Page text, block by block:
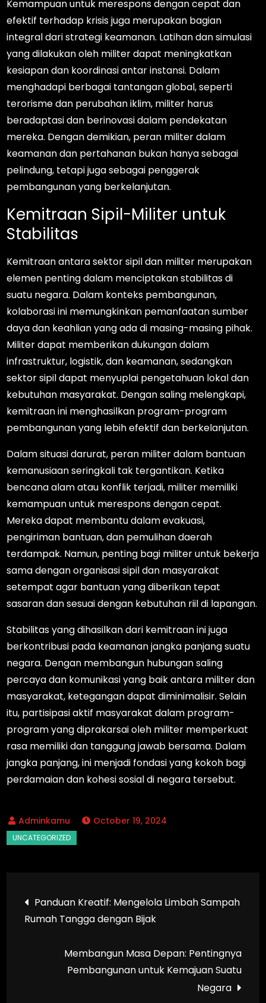
Kemampuan untuk merespons dengan cepat dan
efektif terhadap krisis juga merupakan bagian
integral dari strategi keamanan. Latihan dan simulasi
yang dilakukan oleh militer dapat meningkatkan
kesiapan dan koordinasi antar instansi. Dalam
menghadapi berbagai tantangan global, seperti
terorisme dan perubahan iklim, militer harus
beradaptasi dan berinovasi dalam pendekatan
mereka. Dengan demikian, peran militer dalam
keamanan dan pertahanan bukan hanya sebagai
pelindung, tetapi juga sebagai penggerak
pembangunan yang berkelanjutan.
Kemitraan Sipil-Militer untuk
Stabilitas
Kemitraan antara sektor sipil dan militer merupakan
elemen penting dalam menciptakan stabilitas di
suatu negara. Dalam konteks pembangunan,
kolaborasi ini memungkinkan pemanfaatan sumber
daya dan keahlian yang ada di masing-masing pihak.
Militer dapat memberikan dukungan dalam
infrastruktur, logistik, dan keamanan, sedangkan
sektor sipil dapat menyuplai pengetahuan lokal dan
kebutuhan masyarakat. Dengan saling melengkapi,
kemitraan ini menghasilkan program-program
pembangunan yang lebih efektif dan berkelanjutan.
Dalam situasi darurat, peran militer dalam bantuan
kemanusiaan seringkali tak tergantikan. Ketika
bencana alam atau konflik terjadi, militer memiliki
kemampuan untuk merespons dengan cepat.
Mereka dapat membantu dalam evakuasi,
pengiriman bantuan, dan pemulihan daerah
terdampak. Namun, penting bagi militer untuk bekerja
sama dengan organisasi sipil dan masyarakat
setempat agar bantuan yang diberikan tepat
sasaran dan sesuai dengan kebutuhan riil di lapangan.
Stabilitas yang dihasilkan dari kemitraan ini juga
berkontribusi pada keamanan jangka panjang suatu
negara. Dengan membangun hubungan saling
percaya dan komunikasi yang baik antara militer dan
masyarakat, ketegangan dapat diminimalisir. Selain
itu, partisipasi aktif masyarakat dalam program-
program yang diprakarsai oleh militer memperkuat
rasa memiliki dan tanggung jawab bersama. Dalam
jangka panjang, ini menjadi fondasi yang kokoh bagi
perdamaian dan kohesi sosial di negara tersebut.
October 19, 2024
Post
navigation
Panduan Kreatif: Mengelola Limbah Sampah
Rumah Tangga dengan Bijak
Membangun Masa Depan: Pentingnya
Pembangunan untuk Kemajuan Suatu
Negara